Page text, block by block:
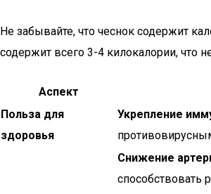
Не забывайте, что чеснок содержит
содержит всего 3-4 килокалории, что
Аспект
Польза для
здоровья
Укрепление
Снижение
способствовать